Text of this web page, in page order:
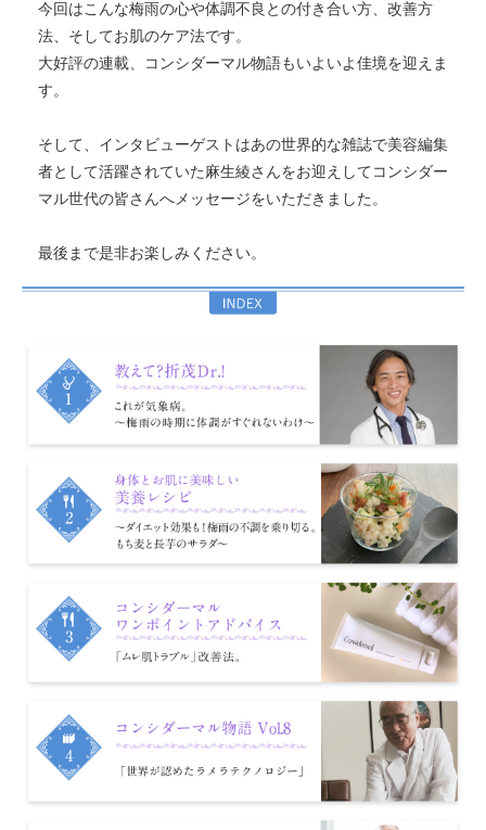
今回はこんな梅雨の心や体調不良との付き合い方、改善方
法、そしてお肌のケア法です。
大好評の連載、コンシダーマル物語もいよいよ佳境を迎えま
す。
そして、インタビューゲストはあの世界的な雑誌で美容編集
者として活躍されていた麻生綾さんをお迎えしてコンシダー
マル世代の皆さんへメッセージをいただきました。
最後まで是非お楽しみください。